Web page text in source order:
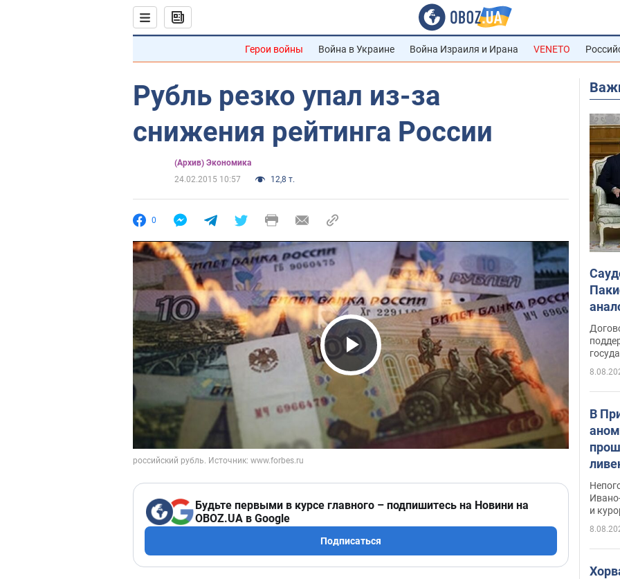
Герои войны Война в Украине Война Израиля и Ирана VENETO
Рубль резко упал из-за
снижения рейтинга России
(Архив) Экономика
24.02.2015 10:57
12,8 т.
0
Play Video
Будьте первыми в курсе главного – подпишитесь на Новини на
OBOZ.UA в Google
Подписаться
В
и